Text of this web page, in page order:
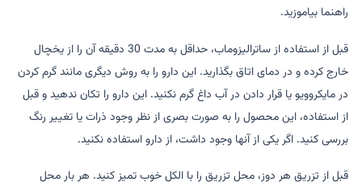
راهنما بیاموزید.
قبل از استفاده از ساترالیزوماب، حداقل به مدت 30 دقیقه آن را از یخچال
خارج کرده و در دمای اتاق بگذارید. این دارو را به روش دیگری مانند گرم کردن
در مایکروویو یا قرار دادن در آب داغ گرم نکنید. این دارو را تکان ندهید و قبل
از استفاده، این محصول را به صورت بصری از نظر وجود ذرات یا تغییر رنگ
بررسی کنید. اگر یکی از آنها وجود داشت، از دارو استفاده نکنید.
قبل از تزریق هر دوز، محل تزریق را با الکل خوب تمیز کنید. هر بار محل